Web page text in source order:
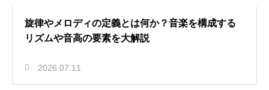
旋律やメロディの定義とは何か？音楽を構成する
リズムや音高の要素を大解説
2026.07.11